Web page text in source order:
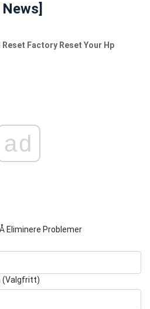
Factory Reset Your Hp
ad
Eliminere Problemer
(Valgfritt)